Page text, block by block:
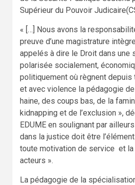
Supérieur du Pouvoir
« […] Nous avons la
preuve d’une magistrature
appelés à dire le Droit dans une
polarisée socialement,
politiquement où règnent
et avec violence la pédagogie
haine, des coups bas, de la
kidnapping et de l’exclusion »,
EDUME en soulignant par
dans la justice doit être
toute motivation de service et
acteurs ».
La pédagogie de la